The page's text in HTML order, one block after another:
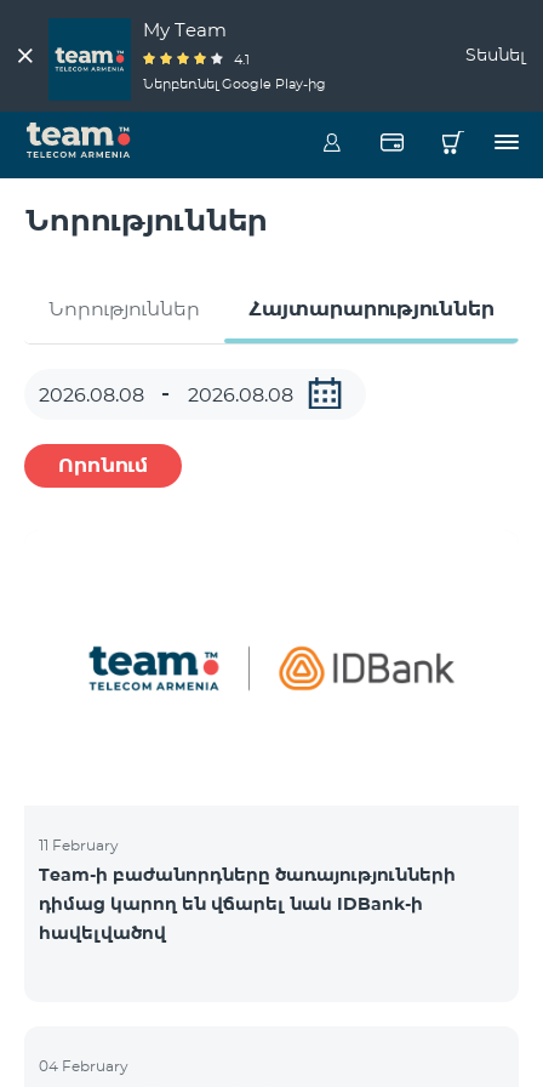
My Team
4.1
Ներբեռնել Google Play-ից
Տեսնել
Նորություններ
Նորություններ Հայտարարություններ
Որոնում
11 February
Team-ի բաժանորդները ծառայությունների
դիմաց կարող են վճարել նաև IDBank-ի
հավելվածով
04 February